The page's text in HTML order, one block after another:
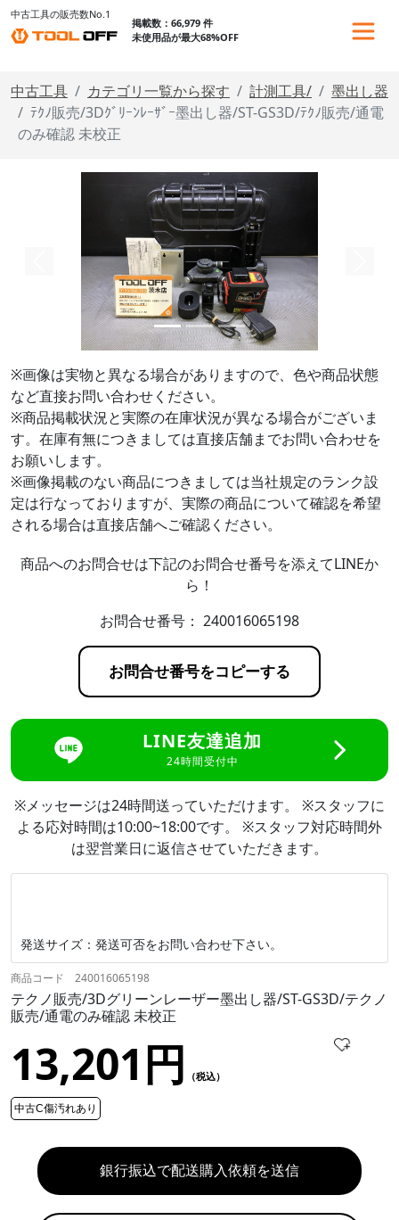
中古工具の販売数No.1
掲載数：66,979 件
未使用品が最大68%OFF
中古工具 カテゴリ一覧から探す 計測工具/
墨出し器
ﾃｸﾉ販売/3Dｸﾞﾘｰﾝﾚｰｻﾞｰ墨出し器/ST-GS3D/ﾃｸﾉ販売/通電
のみ確認 未校正
※画像は実物と異なる場合がありますので、色や商品状態
など直接お問い合わせください。
※商品掲載状況と実際の在庫状況が異なる場合がございま
す。在庫有無につきましては直接店舗までお問い合わせを
お願いします。
※画像掲載のない商品につきましては当社規定のランク設
定は行なっておりますが、実際の商品について確認を希望
される場合は直接店舗へご確認ください。
商品へのお問合せは下記のお問合せ番号を添えてLINEか
ら！
お問合せ番号： 240016065198
お問合せ番号をコピーする
LINE友達追加
24時間受付中
※メッセージは24時間送っていただけます。 ※スタッフに
よる応対時間は10:00~18:00です。 ※スタッフ対応時間外
は翌営業日に返信させていただきます。
発送サイズ：発送可否をお問い合わせ下さい。
商品コード 240016065198
テクノ販売/3Dグリーンレーザー墨出し器/ST-GS3D/テクノ
販売/通電のみ確認 未校正
13,201円 （税込）
中古C傷汚れあり
銀行振込で配送購入依頼を送信